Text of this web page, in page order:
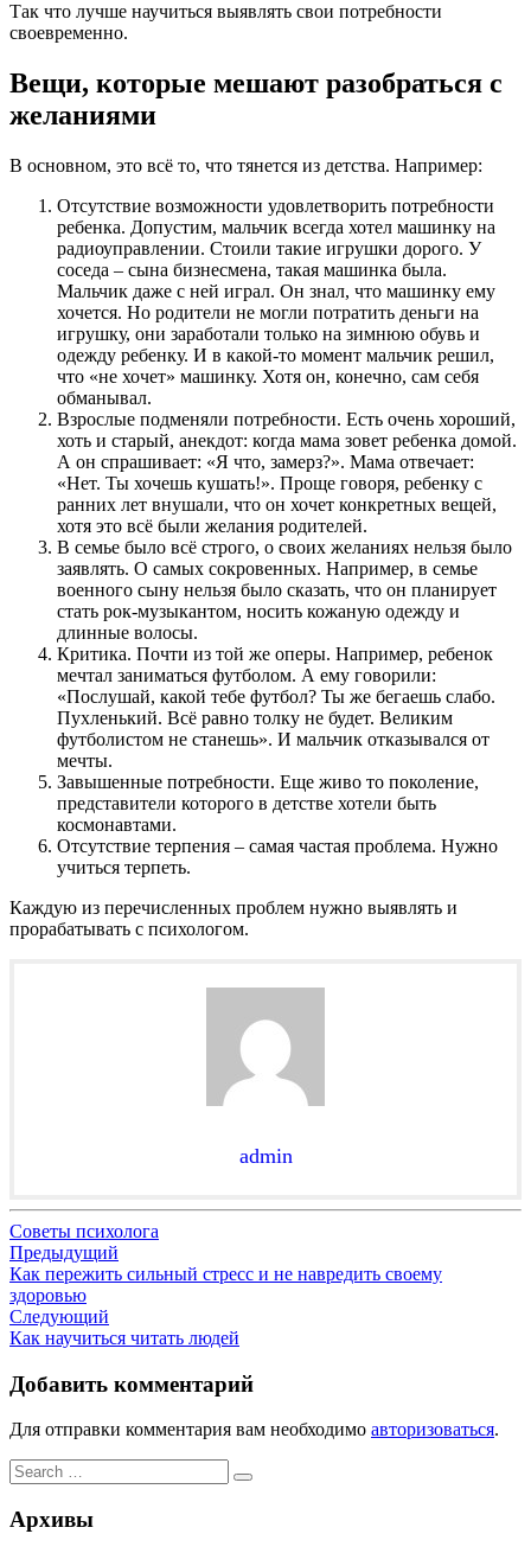
Так что лучше научиться выявлять свои потребности
своевременно.
Вещи, которые мешают разобраться с
желаниями
В основном, это всё то, что тянется из детства. Например:
Отсутствие возможности удовлетворить потребности
ребенка. Допустим, мальчик всегда хотел машинку на
радиоуправлении. Стоили такие игрушки дорого. У
соседа – сына бизнесмена, такая машинка была.
Мальчик даже с ней играл. Он знал, что машинку ему
хочется. Но родители не могли потратить деньги на
игрушку, они заработали только на зимнюю обувь и
одежду ребенку. И в какой-то момент мальчик решил,
что «не хочет» машинку. Хотя он, конечно, сам себя
обманывал.
Взрослые подменяли потребности. Есть очень хороший,
хоть и старый, анекдот: когда мама зовет ребенка домой.
А он спрашивает: «Я что, замерз?». Мама отвечает:
«Нет. Ты хочешь кушать!». Проще говоря, ребенку с
ранних лет внушали, что он хочет конкретных вещей,
хотя это всё были желания родителей.
В семье было всё строго, о своих желаниях нельзя было
заявлять. О самых сокровенных. Например, в семье
военного сыну нельзя было сказать, что он планирует
стать рок-музыкантом, носить кожаную одежду и
длинные волосы.
Критика. Почти из той же оперы. Например, ребенок
мечтал заниматься футболом. А ему говорили:
«Послушай, какой тебе футбол? Ты же бегаешь слабо.
Пухленький. Всё равно толку не будет. Великим
футболистом не станешь». И мальчик отказывался от
мечты.
Завышенные потребности. Еще живо то поколение,
представители которого в детстве хотели быть
космонавтами.
Отсутствие терпения – самая частая проблема. Нужно
учиться терпеть.
Каждую из перечисленных проблем нужно выявлять и
прорабатывать с психологом.
admin
Советы психолога
Навигация
по
записям
Предыдущий
Как пережить сильный стресс и не навредить своему
здоровью
Следующий
Как научиться читать людей
Добавить комментарий
Для отправки комментария вам необходимо авторизоваться.
Search
for:
Search
Архивы